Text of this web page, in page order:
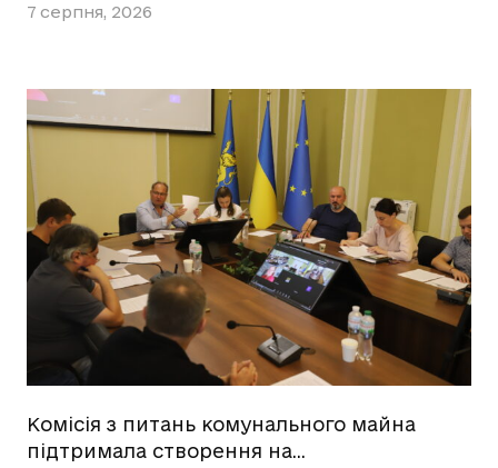
7 серпня, 2026
Комісія з питань комунального майна
підтримала створення на…